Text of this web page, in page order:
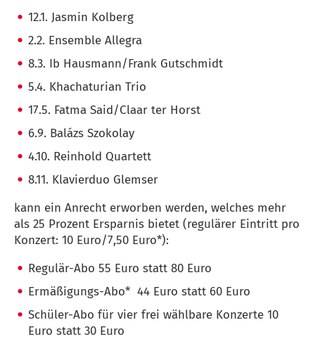
12.1. Jasmin Kolberg
2.2. Ensemble Allegra
8.3. Ib Hausmann/Frank Gutschmidt
5.4. Khachaturian Trio
17.5. Fatma Said/Claar ter Horst
6.9. Balázs Szokolay
4.10. Reinhold Quartett
8.11. Klavierduo Glemser
kann ein Anrecht erworben werden, welches mehr
als 25 Prozent Ersparnis bietet (regulärer Eintritt pro
Konzert: 10 Euro/7,50 Euro*):
Regulär-Abo 55 Euro statt 80 Euro
Ermäßigungs-Abo* 44 Euro statt 60 Euro
Schüler-Abo für vier frei wählbare Konzerte 10
Euro statt 30 Euro